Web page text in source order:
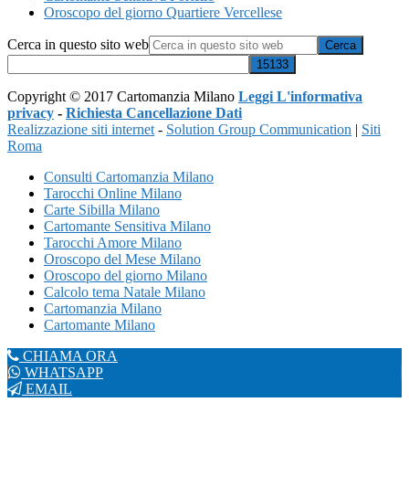
Oroscopo del giorno Quartiere Vercellese
Cerca in questo sito web
Copyright © 2017 Cartomanzia Milano Leggi L'informativa
privacy - Richiesta Cancellazione Dati
Realizzazione siti internet - Solution Group Communication | Siti
Roma
Consulti Cartomanzia Milano
Tarocchi Online Milano
Carte Sibilla Milano
Cartomante Sensitiva Milano
Tarocchi Amore Milano
Oroscopo del Mese Milano
Oroscopo del giorno Milano
Calcolo tema Natale Milano
Cartomanzia Milano
Cartomante Milano
CHIAMA ORA
WHATSAPP
EMAIL